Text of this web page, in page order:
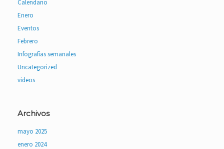
Calendario
Enero
Eventos
Febrero
Infografías semanales
Uncategorized
videos
Archivos
mayo 2025
enero 2024